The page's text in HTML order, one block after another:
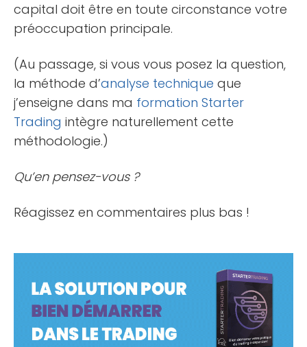
capital doit être en toute circonstance votre
préoccupation principale.
(Au passage, si vous vous posez la question,
la méthode d’analyse technique que
j’enseigne dans ma formation Starter
Trading intègre naturellement cette
méthodologie.)
Qu’en pensez-vous ?
Réagissez en commentaires plus bas !